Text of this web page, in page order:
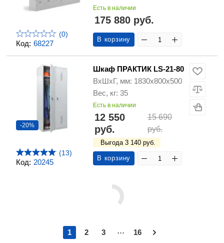
Код: 68227
(0)
Есть в наличии
175 880 руб.
В корзину
Код: 20245
-20%
(13)
Шкаф ПРАКТИК LS-21-80
ВхШхГ, мм: 1830х800х500
Вес, кг: 35
Есть в наличии
12 550
руб.
15 690
руб.
Выгода 3 140 руб.
В корзину
1 2 3 ... 16